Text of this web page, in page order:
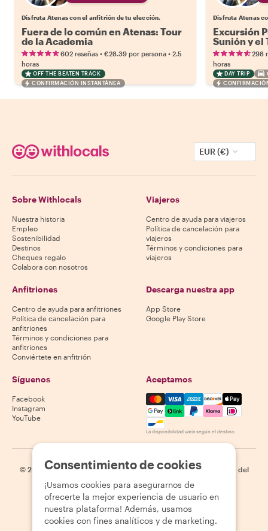
Disfruta Atenas con el anfitrión de tu elección.
Fuera de lo común en Atenas: Tour
de la Academia
602 reseñas • €28.39 por persona • 2.5
horas
OFF THE BEATEN TRACK
CONFIRMACIÓN INSTANTÁNEA
Disfruta Atenas
Excursión
Sunión y el
298
horas
DAY TRIP
EUR (€)
Sobre Withlocals
Nuestra historia
Empleo
Sostenibilidad
Destinos
Cheques regalo
Colabora con nosotros
Viajeros
Centro de ayuda para viajeros
Política de cancelación para
viajeros
Términos y condiciones para
viajeros
Anfitriones
Centro de ayuda para anfitriones
Política de cancelación para
anfitriones
Términos y condiciones para
anfitriones
Conviértete en anfitrión
Descarga nuestra app
App Store
Google Play Store
Síguenos
Facebook
Instagram
YouTube
Aceptamos
Mastercard, Visa, Amex,
La disponibilidad varía según el destino
© 2026 Withlocals.com | Política de privacidad | Cookies
Mapa del
Consentimiento de cookies
¡Usamos cookies para asegurarnos de
ofrecerte la mejor experiencia de usuario en
nuestra plataforma! Además, usamos
cookies con fines analíticos y de marketing.